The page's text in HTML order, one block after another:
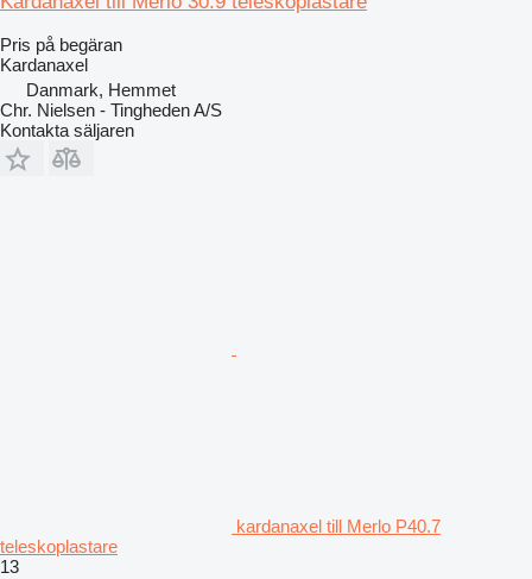
Pris på begäran
Kardanaxel
Danmark, Hemmet
Chr. Nielsen - Tingheden A/S
Kontakta säljaren
kardanaxel till Merlo P40.7
teleskoplastare
13